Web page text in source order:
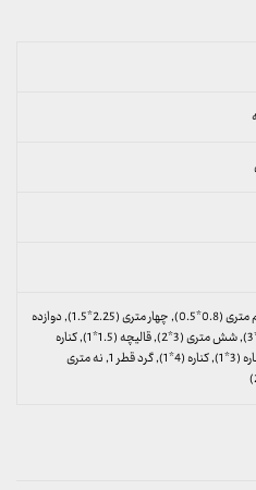
پادری نیم متری (0.8*0.5), چهار متری (2.25*1.5), دوازده
متری (4*3), شش متری (3*2), قالیچه (1.5*1), کناره
(2*1), کناره (3*1), کناره (4*1), گرد قطر 1, نه متری